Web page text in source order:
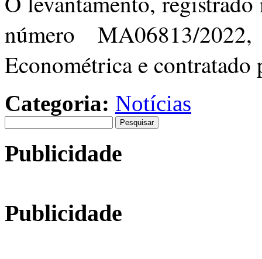
número MA06813/
Econométrica e
Categoria: Notícias
por:
Publicidade
Publicidade